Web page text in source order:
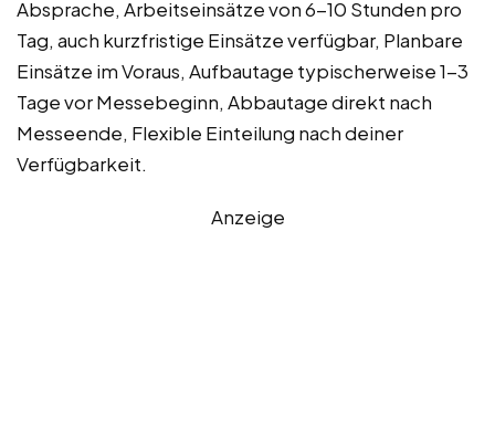
Absprache, Arbeitseinsätze von 6-10 Stunden pro
Tag, auch kurzfristige Einsätze verfügbar, Planbare
Einsätze im Voraus, Aufbautage typischerweise 1-3
Tage vor Messebeginn, Abbautage direkt nach
Messeende, Flexible Einteilung nach deiner
Verfügbarkeit.
Anzeige